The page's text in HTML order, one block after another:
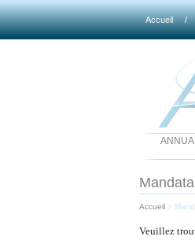
Accueil /
Accueil >
Veuillez